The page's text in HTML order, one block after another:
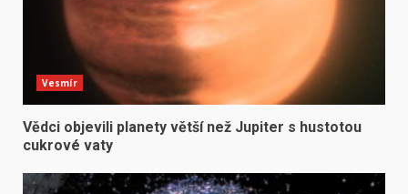
Vesmír
Vědci objevili planety větší než Jupiter s hustotou
cukrové vaty